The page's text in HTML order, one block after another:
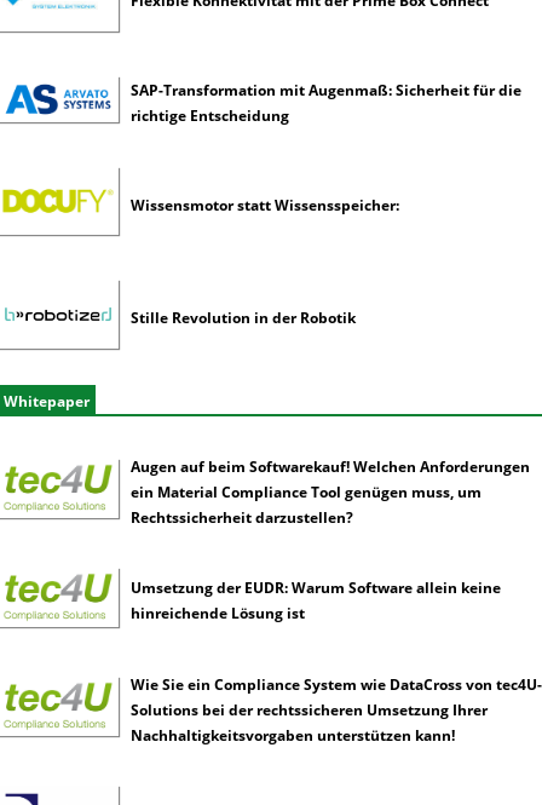
SAP-Transformation mit Augenmaß: Sicherheit für die
richtige Entscheidung
Wissensmotor statt Wissensspeicher:
Stille Revolution in der Robotik
Whitepaper
Augen auf beim Softwarekauf! Welchen Anforderungen
ein Material Compliance Tool genügen muss, um
Rechtssicherheit darzustellen?
Umsetzung der EUDR: Warum Software allein keine
hinreichende Lösung ist
Wie Sie ein Compliance System wie DataCross von tec4U-
Solutions bei der rechtssicheren Umsetzung Ihrer
Nachhaltigkeitsvorgaben unterstützen kann!